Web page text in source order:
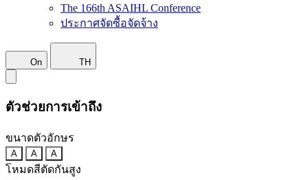
The 166th ASAIHL Conference
ประกาศจัดซื้อจัดจ้าง
On TH
ตัวช่วยการเข้าถึง
ขนาดตัวอักษร
A A A
โหมดสีตัดกันสูง